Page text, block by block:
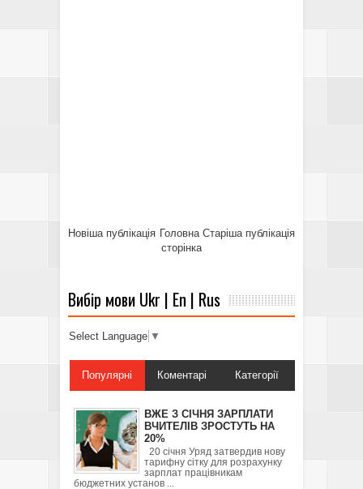
Новіша публікація Старіша публікація
Головна
сторінка
Вибір мови Ukr | En | Rus
Select Language ▼
Популярні Коментарі Категорії
ВЖЕ З СІЧНЯ ЗАРПЛАТИ
ВЧИТЕЛІВ ЗРОСТУТЬ НА
20%
20 січня Уряд затвердив нову
тарифну сітку для розрахунку
зарплат працівникам
бюджетних установ ...